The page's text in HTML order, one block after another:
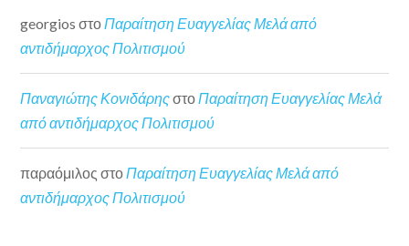
georgios στοΠαραίτηση Ευαγγελίας Μελά από
αντιδήμαρχος Πολιτισμού
Παναγιώτης ΚονιδάρηςστοΠαραίτηση Ευαγγελίας Μελά
από αντιδήμαρχος Πολιτισμού
παραόμιλος στοΠαραίτηση Ευαγγελίας Μελά από
αντιδήμαρχος Πολιτισμού